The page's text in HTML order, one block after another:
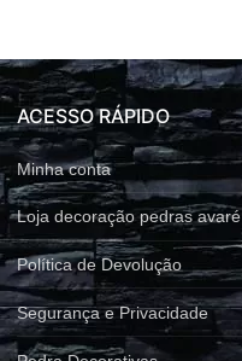
ACESSO RÁPIDO
Minha conta
Loja decoração pedras avaré
Política de Devolução
Segurança e Privacidade